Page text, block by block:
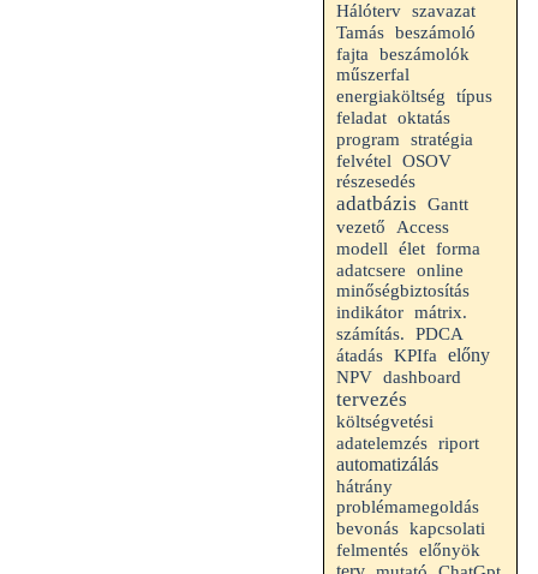
Hálóterv szavazat
Tamás beszámoló
fajta
beszámolók
műszerfal
energiaköltség
típus
feladat oktatás
program
stratégia
felvétel
OSOV
részesedés
adatbázis Gantt
vezető
Access
modell
élet forma
adatcsere
online
minőségbiztosítás
indikátor mátrix.
számítás.
PDCA
átadás KPIfa előny
NPV dashboard
tervezés
költségvetési
adatelemzés riport
automatizálás
hátrány
problémamegoldás
bevonás kapcsolati
felmentés előnyök